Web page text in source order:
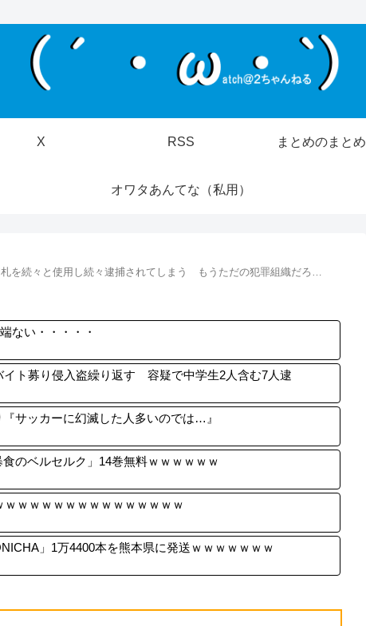
X RSS まとめのまとめ
オワタあんてな（私用）
を続々と使用し続々逮捕されてしまう もうただの犯罪組織だろ…
ない・・・・・
イト募り侵入盗繰り返す 容疑で中学生2人含む7人逮
サッカーに幻滅した人多いのでは…』
のベルセルク」14巻無料ｗｗｗｗｗｗ
ｗｗｗｗｗｗｗｗｗｗｗｗｗｗｗ
」1万4400本を熊本県に発送ｗｗｗｗｗｗｗ